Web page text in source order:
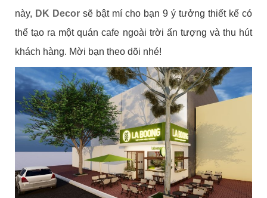
này, DK Decor sẽ bật mí cho bạn 9 ý tưởng thiết kế có
thể tạo ra một quán cafe ngoài trời ấn tượng và thu hút
khách hàng. Mời bạn theo dõi nhé!